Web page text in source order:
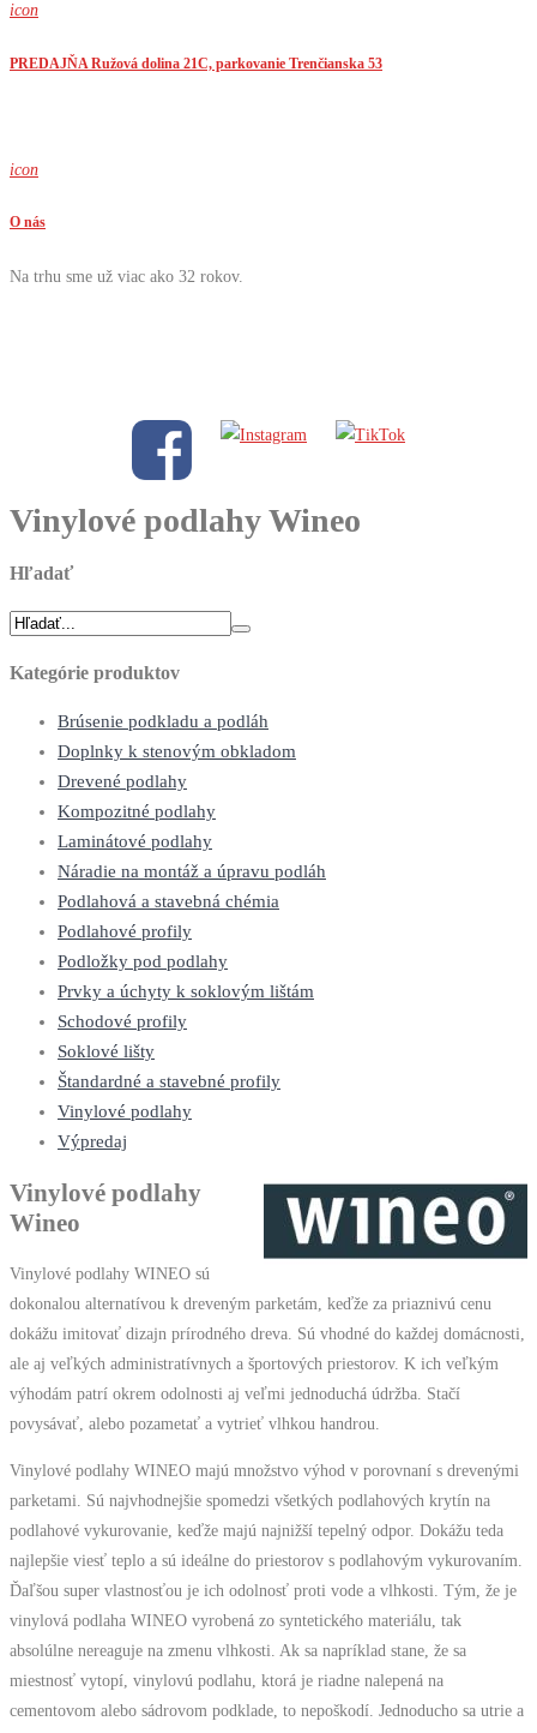
icon
PREDAJŇA Ružová dolina 21C, parkovanie Trenčianska 53
icon
O nás
Na trhu sme už viac ako 32 rokov.
Vinylové podlahy Wineo
Hľadať
Kategórie produktov
Brúsenie podkladu a podláh
Doplnky k stenovým obkladom
Drevené podlahy
Kompozitné podlahy
Laminátové podlahy
Náradie na montáž a úpravu podláh
Podlahová a stavebná chémia
Podlahové profily
Podložky pod podlahy
Prvky a úchyty k soklovým lištám
Schodové profily
Soklové lišty
Štandardné a stavebné profily
Vinylové podlahy
Výpredaj
Vinylové podlahy
Wineo
Vinylové podlahy WINEO sú
dokonalou alternatívou k dreveným parketám, keďže za priaznivú cenu
dokážu imitovať dizajn prírodného dreva. Sú vhodné do každej domácnosti,
ale aj veľkých administratívnych a športových priestorov. K ich veľkým
výhodám patrí okrem odolnosti aj veľmi jednoduchá údržba. Stačí
povysávať, alebo pozametať a vytrieť vlhkou handrou.
Vinylové podlahy WINEO majú množstvo výhod v porovnaní s drevenými
parketami. Sú najvhodnejšie spomedzi všetkých podlahových krytín na
podlahové vykurovanie, keďže majú najnižší tepelný odpor. Dokážu teda
najlepšie viesť teplo a sú ideálne do priestorov s podlahovým vykurovaním.
Ďaľšou super vlastnosťou je ich odolnosť proti vode a vlhkosti. Tým, že je
vinylová podlaha WINEO vyrobená zo syntetického materiálu, tak
absolúlne nereaguje na zmenu vlhkosti. Ak sa napríklad stane, že sa
miestnosť vytopí, vinylovú podlahu, ktorá je riadne nalepená na
cementovom alebo sádrovom podklade, to nepoškodí. Jednoducho sa utrie a